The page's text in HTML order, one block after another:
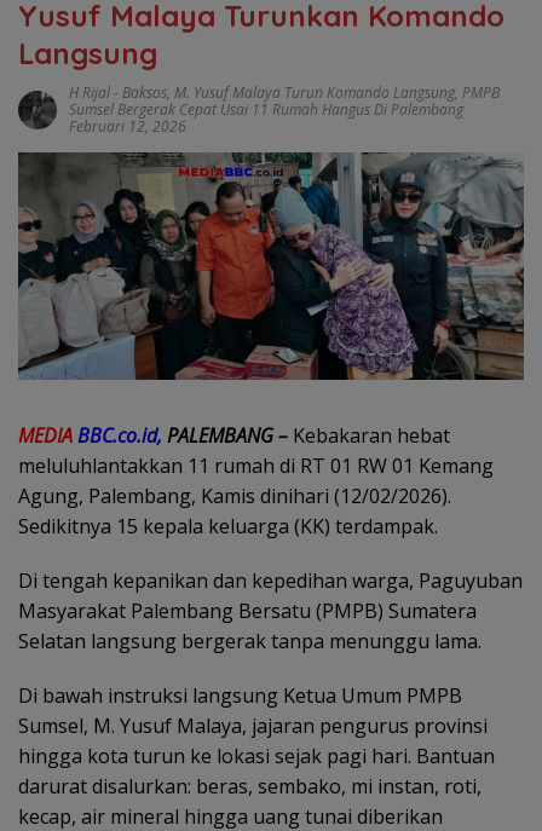
Yusuf Malaya Turunkan Komando
Langsung
H Rijal- Baksos, M. Yusuf Malaya Turun Komando Langsung, PMPB
Sumsel Bergerak Cepat Usai 11 Rumah Hangus Di Palembang
Februari 12, 2026
MEDIABBC.co.id, PALEMBANG – Kebakaran hebat
meluluhlantakkan 11 rumah di RT 01 RW 01 Kemang
Agung, Palembang, Kamis dinihari (12/02/2026).
Sedikitnya 15 kepala keluarga (KK) terdampak.
Di tengah kepanikan dan kepedihan warga, Paguyuban
Masyarakat Palembang Bersatu (PMPB) Sumatera
Selatan langsung bergerak tanpa menunggu lama.
Di bawah instruksi langsung Ketua Umum PMPB
Sumsel, M. Yusuf Malaya, jajaran pengurus provinsi
hingga kota turun ke lokasi sejak pagi hari. Bantuan
darurat disalurkan: beras, sembako, mi instan, roti,
kecap, air mineral hingga uang tunai diberikan